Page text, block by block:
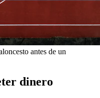
antes de un
dinero